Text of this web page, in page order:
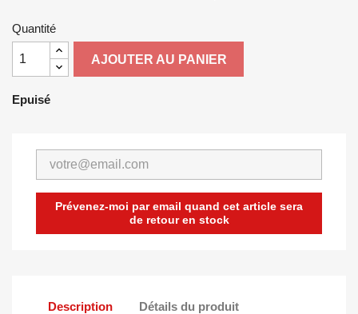
Quantité
AJOUTER AU PANIER
Epuisé
Prévenez-moi par email quand cet article sera
de retour en stock
Description Détails du produit